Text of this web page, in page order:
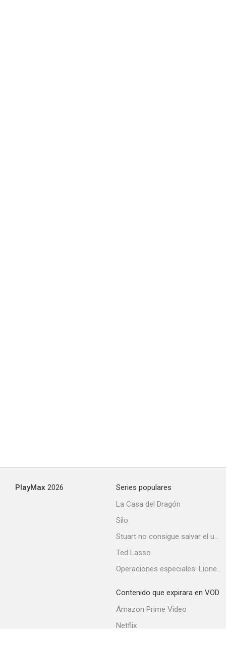
PlayMax 2026
Series populares
La Casa del Dragón
Silo
Stuart no consigue salvar el universo
Ted Lasso
Operaciones especiales: Lioness
Contenido que expirara en VOD
Amazon Prime Video
Netflix